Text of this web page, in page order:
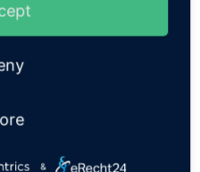
der Jury sind:
der Stadt
(Lyrik und Prosa),
&